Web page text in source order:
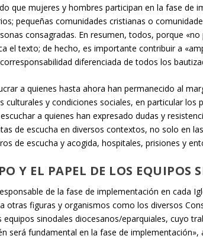
que mujeres y hombres participan en la fase de
pequeñas comunidades cristianas o
consagradas. En resumen, todos, porque
el texto; de hecho, es importante contribuir a
diferenciada de todos los
a quienes hasta ahora han permanecido al
culturales y condiciones sociales, en particular los
a quienes han expresado dudas y
de escucha en diversos contextos, no solo en
de escucha y acogida, hospitales, prisiones y
Y EL PAPEL DE LOS EQUIPOS
de la fase de implementación en cada
otras figuras y organismos como los diversos
sinodales diocesanos/eparquiales, cuyo
será fundamental en la fase de